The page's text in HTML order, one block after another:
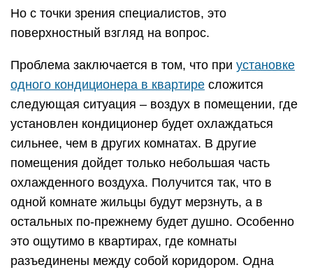
Но с точки зрения специалистов, это
поверхностный взгляд на вопрос.
Проблема заключается в том, что при установке
одного кондиционера в квартире сложится
следующая ситуация – воздух в помещении, где
установлен кондиционер будет охлаждаться
сильнее, чем в других комнатах. В другие
помещения дойдет только небольшая часть
охлажденного воздуха. Получится так, что в
одной комнате жильцы будут мерзнуть, а в
остальных по-прежнему будет душно. Особенно
это ощутимо в квартирах, где комнаты
разъединены между собой коридором. Одна